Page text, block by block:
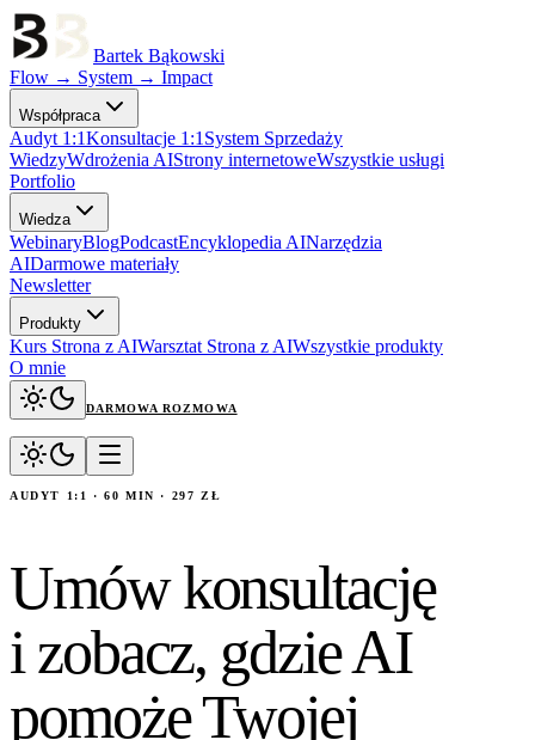
Bartek Bąkowski
Flow → System → Impact
Współpraca
Audyt 1:1Konsultacje 1:1 System Sprzedaży
WiedzyWdrożenia AIStrony internetoweWszystkie usługi
Portfolio
Wiedza
WebinaryBlogPodcastEncyklopedia AINarzędzia
AIDarmowe materiały
Newsletter
Produkty
Kurs Strona z AIWarsztat Strona z AIWszystkie produkty
O mnie
DARMOWA ROZMOWA
AUDYT 1:1 · 60 MIN · 297 ZŁ
Umów konsultację
i zobacz, gdzie AI
pomoże Twojej